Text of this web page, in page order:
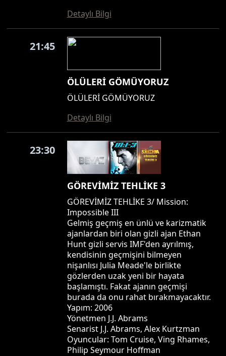
Detaylı Bilgi
21:45
ÖLÜLERİ GÖMÜYORUZ
ÖLÜLERİ GÖMÜYORUZ
Detaylı Bilgi
23:30
GÖREVİMİZ TEHLİKE 3
GÖREVİMİZ TEHLİKE 3/ Mission:
Impossible III
Gelmiş geçmiş en ünlü ve karizmatik
ajanlardan biri olan gizli ajan Ethan
Hunt gizli servis IMF'den ayrılmış,
kendisinin geçmişini bilmeyen
nişanlısı Julia Meade'le birlikte
gözlerden uzak yeni bir hayata
başlamıştı. Fakat ajanın geçmişi
burada da onu rahat bırakmayacaktır.
Yapım: 2006
Yönetmen J.J. Abrams
Senarist J.J. Abrams, Alex Kurtzman
Oyuncular: Tom Cruise, Ving Rhames,
Philip Seymour Hoffman